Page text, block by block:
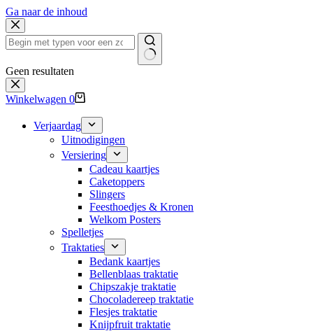
Ga naar de inhoud
Geen resultaten
Winkelwagen 0
Verjaardag
Uitnodigingen
Versiering
Cadeau kaartjes
Caketoppers
Slingers
Feesthoedjes & Kronen
Welkom Posters
Spelletjes
Traktaties
Bedank kaartjes
Bellenblaas traktatie
Chipszakje traktatie
Chocoladereep traktatie
Flesjes traktatie
Knijpfruit traktatie